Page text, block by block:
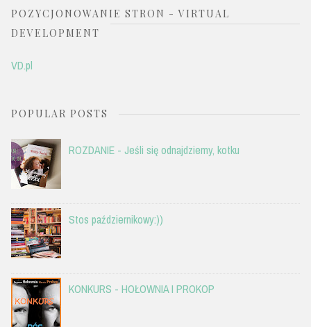
POZYCJONOWANIE STRON - VIRTUAL
DEVELOPMENT
VD.pl
POPULAR POSTS
ROZDANIE - Jeśli się odnajdziemy, kotku
Stos październikowy:))
KONKURS - HOŁOWNIA I PROKOP